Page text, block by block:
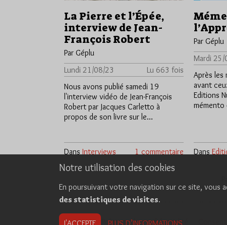
La Pierre et l’Épée,
interview de Jean-
François Robert
Par Géplu
Lundi 21/08/23
Lu 663 fois
Nous avons publié samedi 19
l'interview vidéo de Jean-François
Robert par Jacques Carletto à
propos de son livre sur le…
Dans Interviews 1 commentaire
Par Géplu
Mardi 25/
Après les
avant
Editions
Dans
Cookies Politique de confidentialité
Notre utilisation des cookies
En poursuivant votre navigation sur ce site, vous
des statistiques de visites.